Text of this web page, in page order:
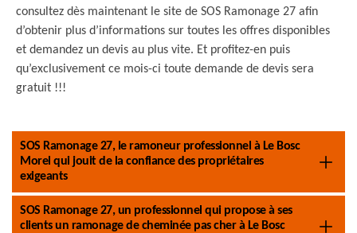
consultez dès maintenant le site de SOS Ramonage 27 afin
d’obtenir plus d’informations sur toutes les offres disponibles
et demandez un devis au plus vite. Et profitez-en puis
qu’exclusivement ce mois-ci toute demande de devis sera
gratuit !!!
SOS Ramonage 27, le ramoneur professionnel à Le Bosc
Morel qui jouit de la confiance des propriétaires
exigeants
SOS Ramonage 27, un professionnel qui propose à ses
clients un ramonage de cheminée pas cher à Le Bosc